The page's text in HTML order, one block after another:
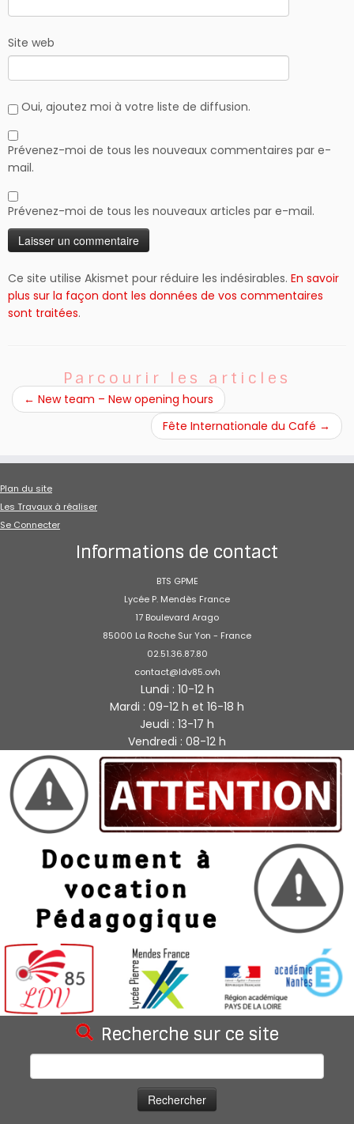
Site web
Oui, ajoutez moi à votre liste de diffusion.
Prévenez-moi de tous les nouveaux commentaires par e-
mail.
Prévenez-moi de tous les nouveaux articles par e-mail.
Ce site utilise Akismet pour réduire les indésirables. En savoir
plus sur la façon dont les données de vos commentaires
sont traitées.
Parcourir les articles
← New team – New opening hours
Fête Internationale du Café →
Plan du site
Les Travaux à réaliser
Se Connecter
Informations de contact
BTS GPME
Lycée P. Mendès France
17 Boulevard Arago
85000 La Roche Sur Yon - France
02.51.36.87.80
contact@ldv85.ovh
Lundi : 10-12 h
Mardi : 09-12 h et 16-18 h
Jeudi : 13-17 h
Vendredi : 08-12 h
Recherche sur ce site